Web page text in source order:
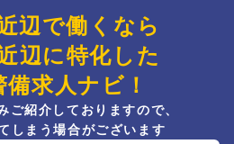
辺で働くなら
辺に特化した
求人ナビ！
紹介しておりますので、
しまう場合がございます